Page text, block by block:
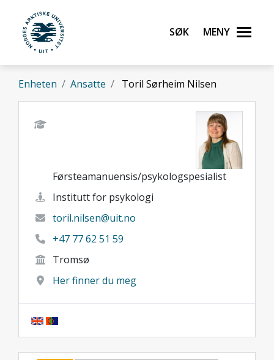
Gå til hovedinnhold
UiT Norges arktiske universitet
Søk Meny
Enheten Ansatte Toril Sørheim Nilsen
Førsteamanuensis/psykologspesialist
Institutt for psykologi
toril.nilsen@uit.no
+47 77 62 51 59
Tromsø
Her finner du meg